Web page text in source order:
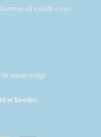
så snabbt vi kan.
returer enligt
in Sweden.